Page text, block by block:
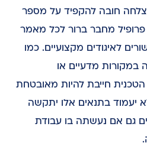
חובה להקפיד על מספר
פרופיל מחבר ברור לכל מאמר
לאיגודים מקצועיים. כמו
במקורות מדעיים או
חייבת להיות מאובטחת
יעמוד בתנאים אלו יתקשה
גם אם נעשתה בו עבודת